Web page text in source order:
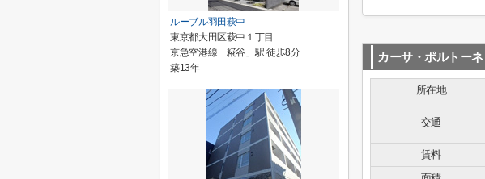
カーサ・ポルトーネ
所在地
交通
賃料
ルーブル羽田萩中
東京都大田区萩中１丁目
京急空港線「糀谷」駅 徒歩8分
築13年